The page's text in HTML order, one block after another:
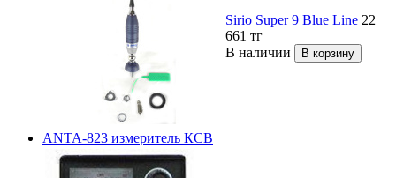
Sirio Super 9 Blue Line 22
661 тг
В наличии
ANTA-823 измеритель КСВ